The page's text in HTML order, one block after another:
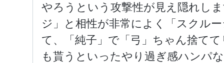
やろうという攻撃性が見え隠れし
ジ」と相性が非常によく「スクル
て、「純子」で「弓」ちゃん捨て
も貰うといったやり過ぎ感ハンパ